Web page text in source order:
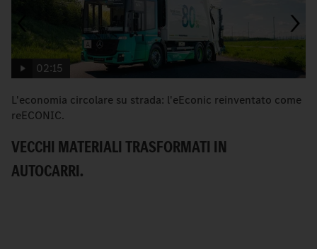
02:15
L'economia circolare su strada: l'eEconic reinventato come
reECONIC.
VECCHI MATERIALI TRASFORMATI IN
AUTOCARRI.